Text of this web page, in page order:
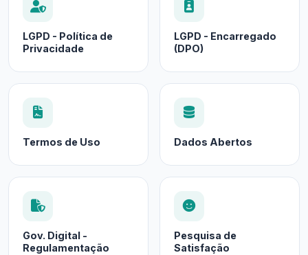
LGPD - Política de
Privacidade
LGPD - Encarregado
(DPO)
Termos de Uso Dados Abertos
Gov. Digital -
Regulamentação
Pesquisa de
Satisfação